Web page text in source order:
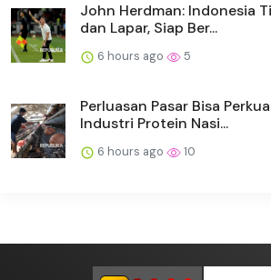
John Herdman: Indonesia
dan Lapar, Siap Ber...
6 hours ago 5
Perluasan Pasar Bisa
Industri Protein Nasi...
6 hours ago 10